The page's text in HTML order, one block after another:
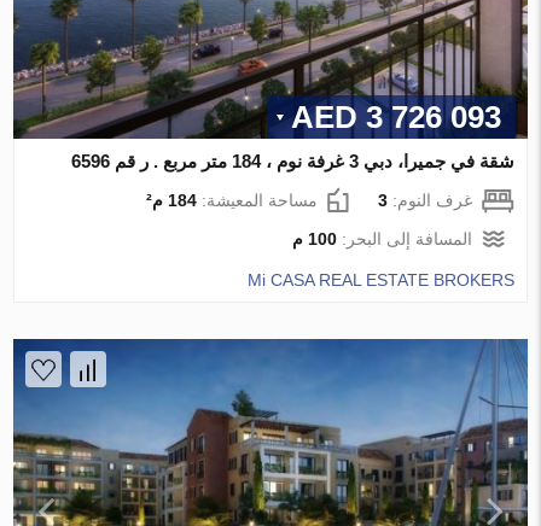
3 726 093 AED
شقة في جميرا، دبي 3 غرفة نوم ، 184 متر مربع . ر قم 6596
غرف النوم:3 مساحة المعيشة:184 م²
المسافة إلى البحر:100 م
Mi CASA REAL ESTATE BROKERS